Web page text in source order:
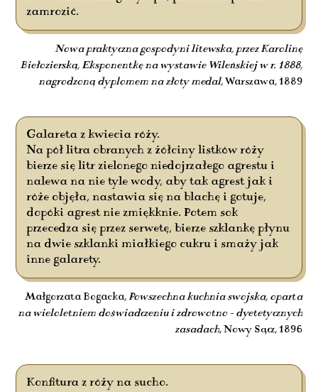
zamrozić.
Nowa praktyczna gospodyni litewska, przez Karolinę
Biełozierską, Eksponentkę na wystawie Wileńskiej w r. 1888,
nagrodzoną dyplomem na złoty medal, Warszawa, 1889
Galareta z kwiecia róży.
Na pół litra obranych z żółciny listków róży
bierze się litr zielonego niedojrzałego agrestu i
nalewa na nie tyle wody, aby tak agrest jak i
róże objęła, nastawia się na blachę i gotuje,
dopóki agrest nie zmiękknie. Potem sok
przecedza się przez serwetę, bierze szklankę płynu
na dwie szklanki miałkiego cukru i smaży jak
inne galarety.
Małgorzata Bogacka, Powszechna kuchnia swojska, oparta
na wieloletniem doświadczeniu i zdrowotno - dyetetycznych
zasadach, Nowy Sącz, 1896
Konfitura z róży na sucho.